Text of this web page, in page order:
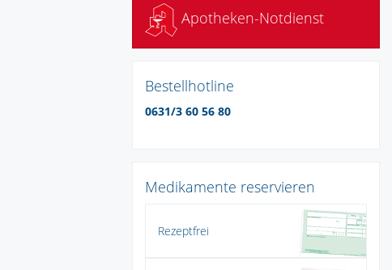
Apotheken-Notdienst
Bestellhotline
0631/3 60 56 80
Medikamente reservieren
Rezeptfrei